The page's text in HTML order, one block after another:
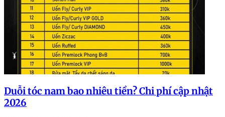
Duỗi tóc nam bao nhiêu tiền? Chi phí cập nhật
2026